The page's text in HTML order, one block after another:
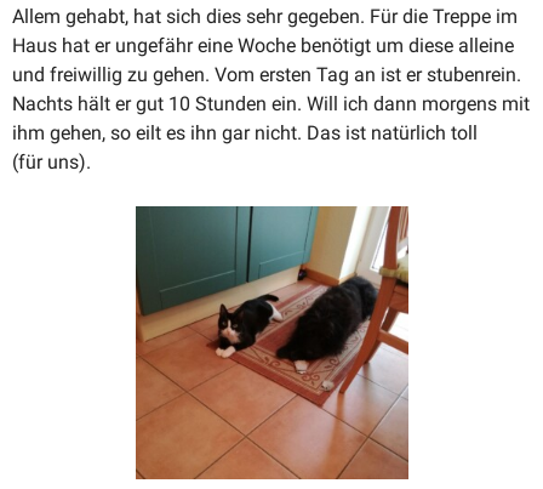
Allem gehabt, hat sich dies sehr gegeben. Für die Treppe im
Haus hat er ungefähr eine Woche benötigt um diese alleine
und freiwillig zu gehen. Vom ersten Tag an ist er stubenrein.
Nachts hält er gut 10 Stunden ein. Will ich dann morgens mit
ihm gehen, so eilt es ihn gar nicht. Das ist natürlich toll
(für uns).